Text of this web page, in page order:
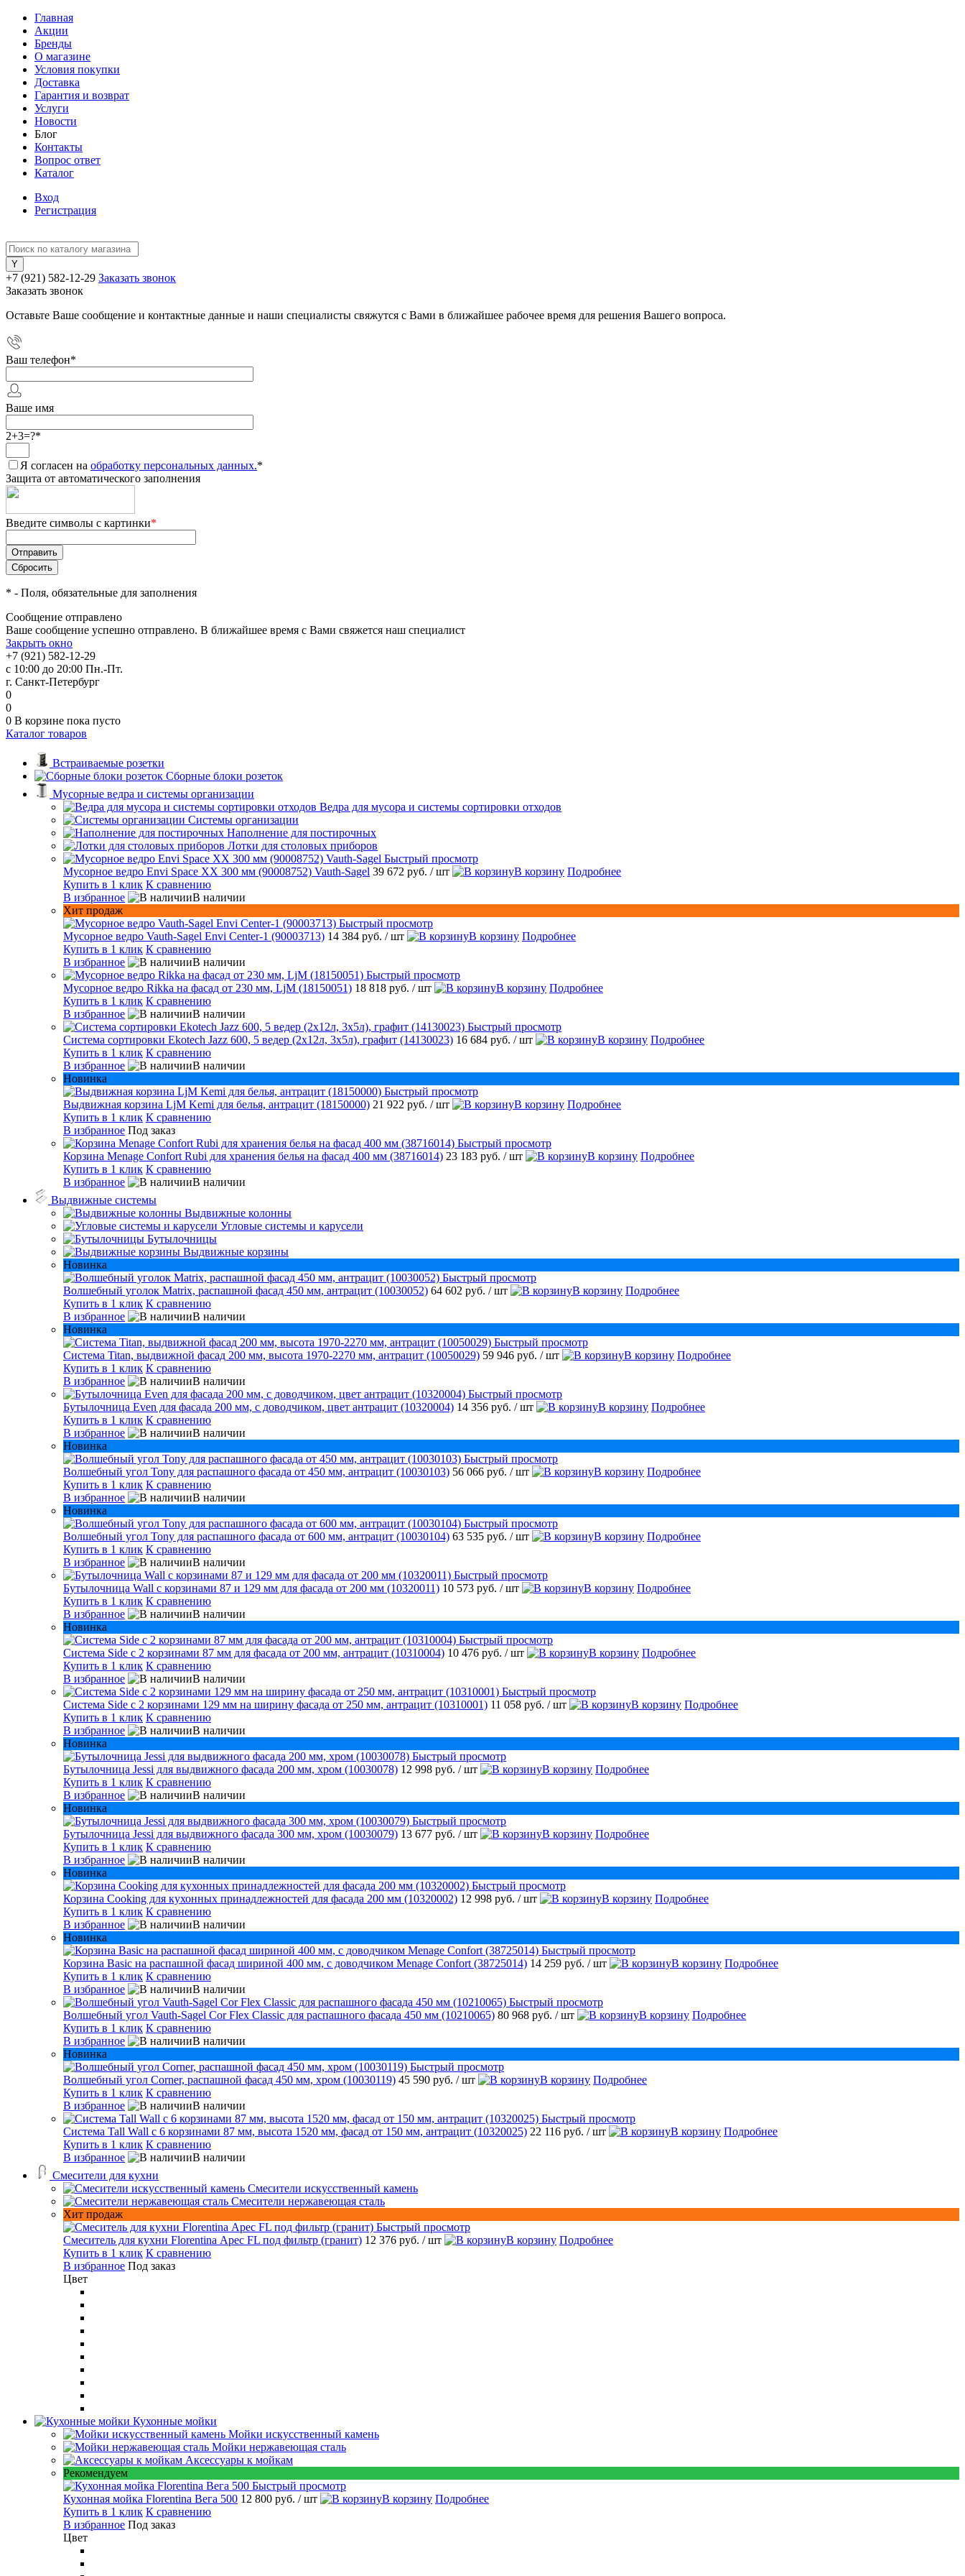
Главная
Акции
Бренды
О магазине
Условия покупки
Доставка
Гарантия и возврат
Услуги
Новости
Блог
Контакты
Вопрос ответ
Каталог
Вход
Регистрация
+7 (921) 582-12-29 Заказать звонок
Заказать звонок
Оставьте Ваше сообщение и контактные данные и наши специалисты свяжутся с Вами в ближайшее рабочее время для решения Вашего вопроса.
Ваш телефон*
Ваше имя
2+3=?*
Я согласен на обработку персональных данных.*
Защита от автоматического заполнения
Введите символы с картинки*
* - Поля, обязательные для заполнения
Сообщение отправлено
Ваше сообщение успешно отправлено. В ближайшее время с Вами свяжется наш специалист
Закрыть окно
+7 (921) 582-12-29
с 10:00 до 20:00 Пн.-Пт.
г. Санкт-Петербург
0
0
0 В корзине пока пусто
Каталог товаров
Встраиваемые розетки
Сборные блоки розеток
Мусорные ведра и системы организации
Ведра для мусора и системы сортировки отходов
Системы организации
Наполнение для постирочных
Лотки для столовых приборов
Быстрый просмотр
Мусорное ведро Envi Space XX 300 мм (90008752) Vauth-Sagel 39 672 руб. / шт В корзину Подробнее
Купить в 1 клик К сравнению
В избранное
В наличии
Хит продаж
Быстрый просмотр
Мусорное ведро Vauth-Sagel Envi Center-1 (90003713) 14 384 руб. / шт В корзину Подробнее
Купить в 1 клик К сравнению
В избранное
В наличии
Быстрый просмотр
Мусорное ведро Rikka на фасад от 230 мм, LjM (18150051) 18 818 руб. / шт В корзину Подробнее
Купить в 1 клик К сравнению
В избранное
В наличии
Быстрый просмотр
Система сортировки Ekotech Jazz 600, 5 ведер (2х12л, 3х5л), графит (14130023) 16 684 руб. / шт В корзину Подробнее
Купить в 1 клик К сравнению
В избранное
В наличии
Новинка
Быстрый просмотр
Выдвижная корзина LjM Kemi для белья, антрацит (18150000) 21 922 руб. / шт В корзину Подробнее
Купить в 1 клик К сравнению
В избранное Под заказ
Быстрый просмотр
Корзина Menage Confort Rubi для хранения белья на фасад 400 мм (38716014) 23 183 руб. / шт В корзину Подробнее
Купить в 1 клик К сравнению
В избранное
В наличии
Выдвижные системы
Выдвижные колонны
Угловые системы и карусели
Бутылочницы
Выдвижные корзины
Новинка
Быстрый просмотр
Волшебный уголок Matrix, распашной фасад 450 мм, антрацит (10030052) 64 602 руб. / шт В корзину Подробнее
Купить в 1 клик К сравнению
В избранное
В наличии
Новинка
Быстрый просмотр
Система Titan, выдвижной фасад 200 мм, высота 1970-2270 мм, антрацит (10050029) 59 946 руб. / шт В корзину Подробнее
Купить в 1 клик К сравнению
В избранное
В наличии
Быстрый просмотр
Бутылочница Even для фасада 200 мм, с доводчиком, цвет антрацит (10320004) 14 356 руб. / шт В корзину Подробнее
Купить в 1 клик К сравнению
В избранное
В наличии
Новинка
Быстрый просмотр
Волшебный угол Tony для распашного фасада от 450 мм, антрацит (10030103) 56 066 руб. / шт В корзину Подробнее
Купить в 1 клик К сравнению
В избранное
В наличии
Новинка
Быстрый просмотр
Волшебный угол Tony для распашного фасада от 600 мм, антрацит (10030104) 63 535 руб. / шт В корзину Подробнее
Купить в 1 клик К сравнению
В избранное
В наличии
Быстрый просмотр
Бутылочница Wall с корзинами 87 и 129 мм для фасада от 200 мм (10320011) 10 573 руб. / шт В корзину Подробнее
Купить в 1 клик К сравнению
В избранное
В наличии
Новинка
Быстрый просмотр
Система Side с 2 корзинами 87 мм для фасада от 200 мм, антрацит (10310004) 10 476 руб. / шт В корзину Подробнее
Купить в 1 клик К сравнению
В избранное
В наличии
Быстрый просмотр
Система Side c 2 корзинами 129 мм на ширину фасада от 250 мм, антрацит (10310001) 11 058 руб. / шт В корзину Подробнее
Купить в 1 клик К сравнению
В избранное
В наличии
Новинка
Быстрый просмотр
Бутылочница Jessi для выдвижного фасада 200 мм, хром (10030078) 12 998 руб. / шт В корзину Подробнее
Купить в 1 клик К сравнению
В избранное
В наличии
Новинка
Быстрый просмотр
Бутылочница Jessi для выдвижного фасада 300 мм, хром (10030079) 13 677 руб. / шт В корзину Подробнее
Купить в 1 клик К сравнению
В избранное
В наличии
Новинка
Быстрый просмотр
Корзина Cooking для кухонных принадлежностей для фасада 200 мм (10320002) 12 998 руб. / шт В корзину Подробнее
Купить в 1 клик К сравнению
В избранное
В наличии
Новинка
Быстрый просмотр
Корзина Basic на распашной фасад шириной 400 мм, с доводчиком Menage Confort (38725014) 14 259 руб. / шт В корзину Подробнее
Купить в 1 клик К сравнению
В избранное
В наличии
Быстрый просмотр
Волшебный угол Vauth-Sagel Cor Flex Classic для распашного фасада 450 мм (10210065) 80 968 руб. / шт В корзину Подробнее
Купить в 1 клик К сравнению
В избранное
В наличии
Новинка
Быстрый просмотр
Волшебный угол Corner, распашной фасад 450 мм, хром (10030119) 45 590 руб. / шт В корзину Подробнее
Купить в 1 клик К сравнению
В избранное
В наличии
Быстрый просмотр
Система Tall Wall с 6 корзинами 87 мм, высота 1520 мм, фасад от 150 мм, антрацит (10320025) 22 116 руб. / шт В корзину Подробнее
Купить в 1 клик К сравнению
В избранное
В наличии
Смесители для кухни
Смесители искусственный камень
Смесители нержавеющая сталь
Хит продаж
Быстрый просмотр
Смеситель для кухни Florentina Арес FL под фильтр (гранит) 12 376 руб. / шт В корзину Подробнее
Купить в 1 клик К сравнению
В избранное Под заказ
Цвет
Кухонные мойки
Мойки искусственный камень
Мойки нержавеющая сталь
Аксессуары к мойкам
Рекомендуем
Быстрый просмотр
Кухонная мойка Florentina Вега 500 12 800 руб. / шт В корзину Подробнее
Купить в 1 клик К сравнению
В избранное Под заказ
Цвет